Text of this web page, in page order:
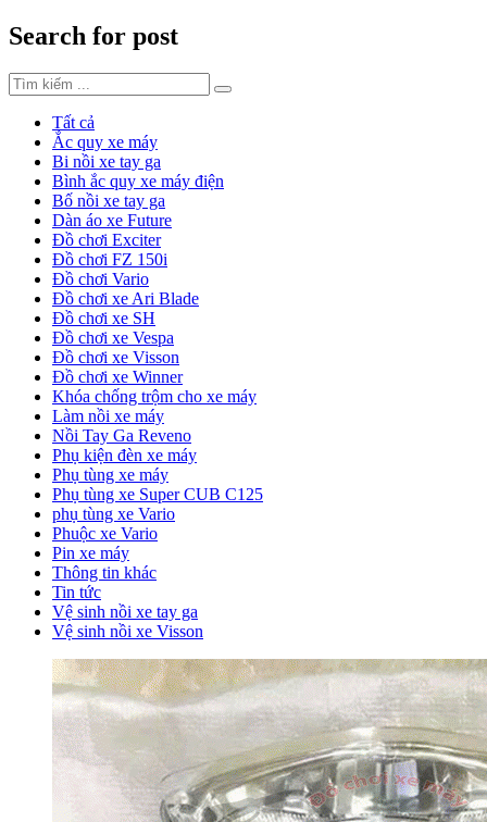
Search for post
Tất cả
Ắc quy xe máy
Bi nồi xe tay ga
Bình ắc quy xe máy điện
Bố nồi xe tay ga
Dàn áo xe Future
Đồ chơi Exciter
Đồ chơi FZ 150i
Đồ chơi Vario
Đồ chơi xe Ari Blade
Đồ chơi xe SH
Đồ chơi xe Vespa
Đồ chơi xe Visson
Đồ chơi xe Winner
Khóa chống trộm cho xe máy
Làm nồi xe máy
Nồi Tay Ga Reveno
Phụ kiện đèn xe máy
Phụ tùng xe máy
Phụ tùng xe Super CUB C125
phụ tùng xe Vario
Phuộc xe Vario
Pin xe máy
Thông tin khác
Tin tức
Vệ sinh nồi xe tay ga
Vệ sinh nồi xe Visson